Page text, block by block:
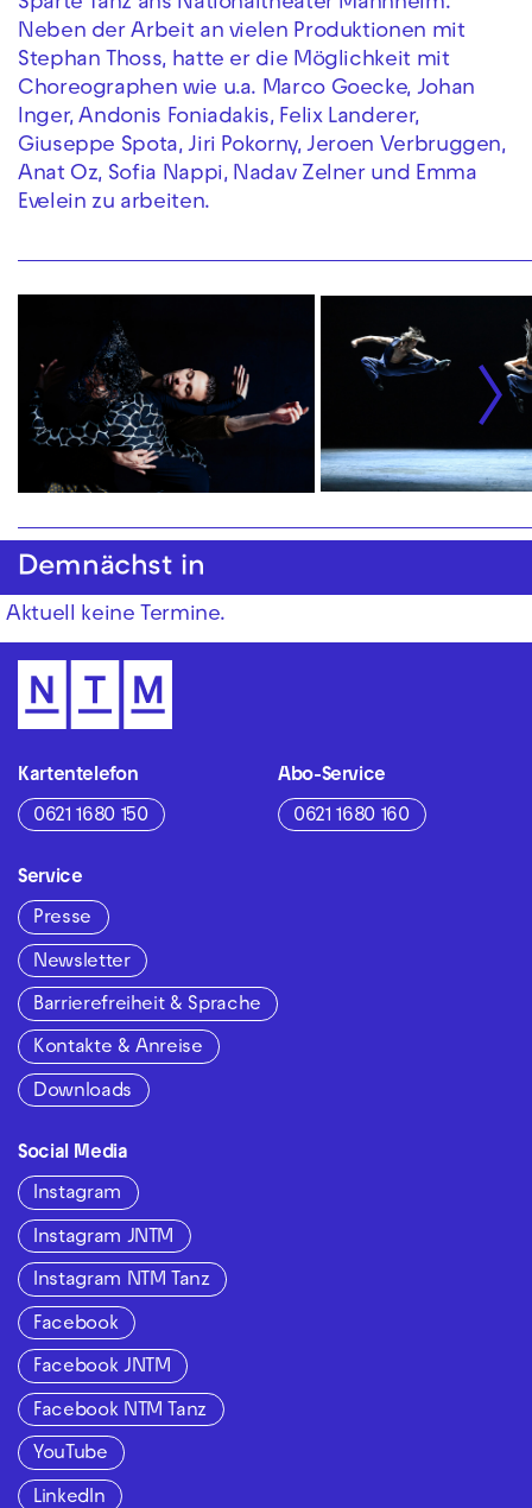
Sparte Tanz ans Nationaltheater Mannheim.
Neben der Arbeit an vielen Produktionen mit
Stephan Thoss, hatte er die Möglichkeit mit
Choreographen wie u.a. Marco Goecke, Johan
Inger, Andonis Foniadakis, Felix Landerer,
Giuseppe Spota, Jiri Pokorny, Jeroen Verbruggen,
Anat Oz, Sofia Nappi, Nadav Zelner und Emma
Evelein zu arbeiten.
Demnächst in
Aktuell keine Termine.
Kartentelefon
0621 1680 150
Abo-Service
0621 1680 160
Service
Presse
Newsletter
Barrierefreiheit & Sprache
Kontakte & Anreise
Downloads
Social Media
Instagram
Instagram JNTM
Instagram NTM Tanz
Facebook
Facebook JNTM
Facebook NTM Tanz
YouTube
LinkedIn